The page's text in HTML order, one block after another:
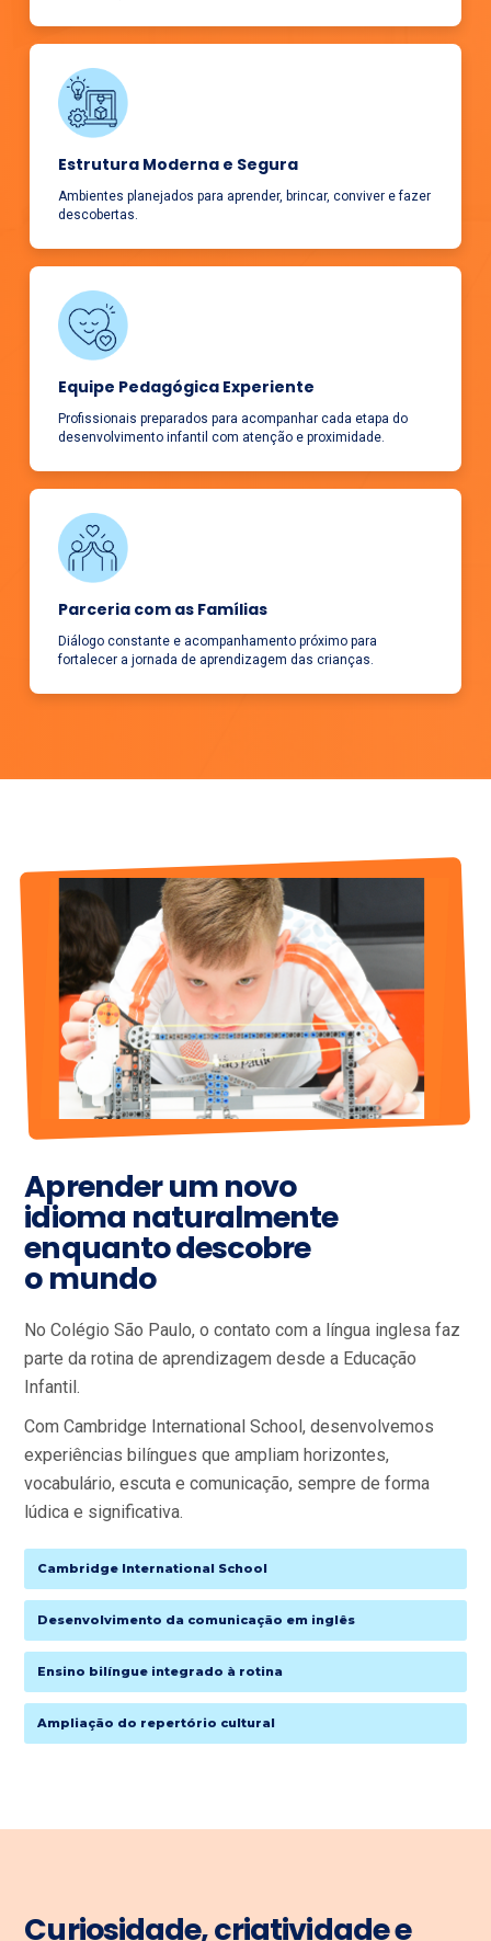
Estrutura Moderna e Segura
Ambientes planejados para aprender, brincar, conviver e fazer
descobertas.
Equipe Pedagógica Experiente
Profissionais preparados para acompanhar cada etapa do
desenvolvimento infantil com atenção e proximidade.
Parceria com as Famílias
Diálogo constante e acompanhamento próximo para
fortalecer a jornada de aprendizagem das crianças.
Aprender um novo
idioma naturalmente
enquanto descobre
o mundo
No Colégio São Paulo, o contato com a língua inglesa faz
parte da rotina de aprendizagem desde a Educação
Infantil.
Com Cambridge International School, desenvolvemos
experiências bilíngues que ampliam horizontes,
vocabulário, escuta e comunicação, sempre de forma
lúdica e significativa.
Cambridge International School
Desenvolvimento da comunicação em inglês
Ensino bilíngue integrado à rotina
Ampliação do repertório cultural
Curiosidade, criatividade e